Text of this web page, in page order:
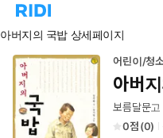
리
홈
로
이
동
아버지의 국밥 상세페이지
어린이/청
아버
보름달문
0
(0)